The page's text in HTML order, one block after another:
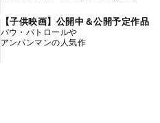
【子供映画】公開中＆公開予定作品
パウ・パトロールや
アンパンマンの人気作